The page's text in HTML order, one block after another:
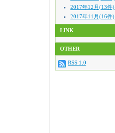
2017年12月(13件)
2017年11月(16件)
LINK
OTHER
RSS 1.0